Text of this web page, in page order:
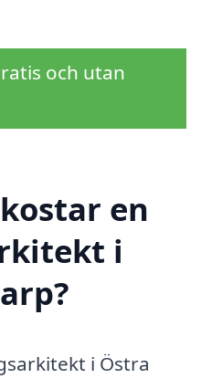
och utan
en
i
i Östra